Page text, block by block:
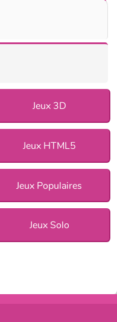
Jeux 3D
Jeux HTML5
Jeux Populaires
Jeux Solo